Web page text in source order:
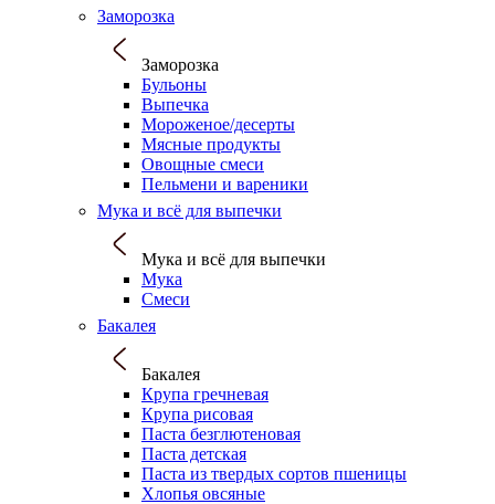
Заморозка
Заморозка
Бульоны
Выпечка
Мороженое/десерты
Мясные продукты
Овощные смеси
Пельмени и вареники
Мука и всё для выпечки
Мука и всё для выпечки
Мука
Смеси
Бакалея
Бакалея
Крупа гречневая
Крупа рисовая
Паста безглютеновая
Паста детская
Паста из твердых сортов пшеницы
Хлопья овсяные